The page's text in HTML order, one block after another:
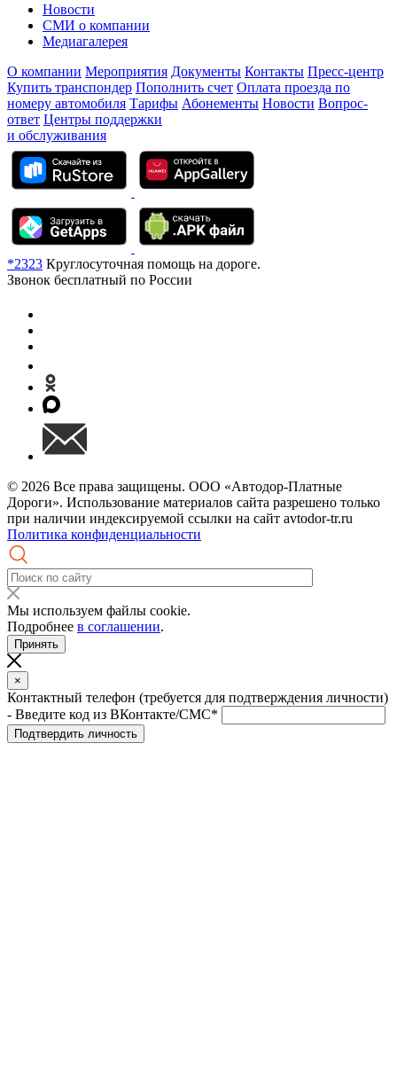
Новости
СМИ о компании
Медиагалерея
О компании Мероприятия Документы Контакты Пресс-центр
Купить транспондер Пополнить счет Оплата проезда по
номеру автомобиля Тарифы Абонементы Новости Вопрос-
ответ Центры поддержки
и обслуживания
*2323 Круглосуточная помощь на дороге.
Звонок бесплатный по России
© 2026 Все права защищены. ООО «Автодор-Платные
Дороги». Использование материалов сайта разрешено только
при наличии индексируемой ссылки на сайт avtodor-tr.ru
Политика конфиденциальности
Мы используем файлы cookie.
Подробнее в соглашении.
Принять
×
Контактный телефон (требуется для подтверждения личности)
- Введите код из ВКонтакте/СМС*
Подтвердить личность